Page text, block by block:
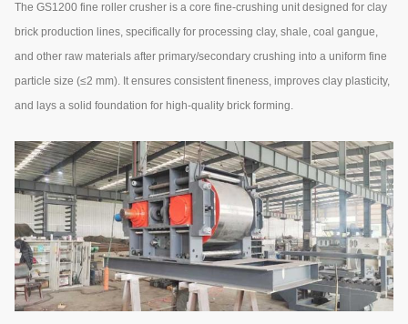
The GS1200 fine roller crusher is a core fine-crushing unit designed for clay
brick production lines, specifically for processing clay, shale, coal gangue,
and other raw materials after primary/secondary crushing into a uniform fine
particle size (≤2 mm). It ensures consistent fineness, improves clay plasticity,
and lays a solid foundation for high-quality brick forming.